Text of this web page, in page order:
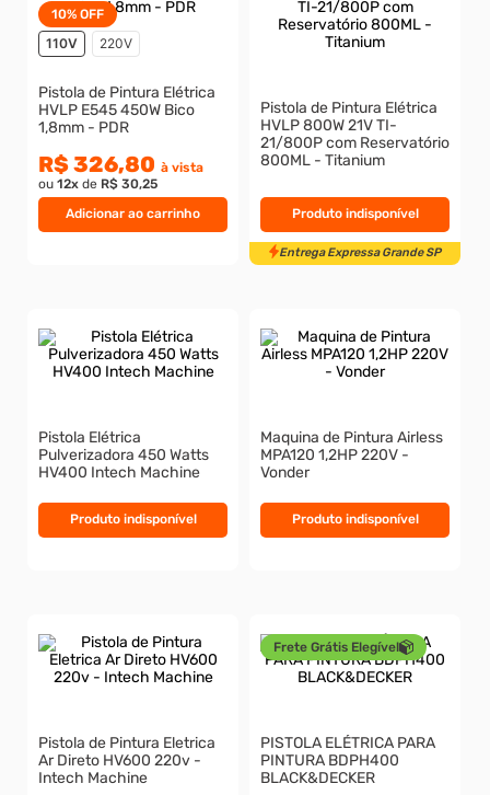
10% OFF
Adicionar ao carrinho
110V 220V
Pistola de Pintura Elétrica
HVLP E545 450W Bico
1,8mm - PDR
R$ 326,80 à vista
ou 12x de R$ 30,25
Produto indisponível
Pistola de Pintura Elétrica
HVLP 800W 21V TI-
21/800P com Reservatório
800ML - Titanium
Entrega Expressa Grande SP
Produto indisponível
Pistola Elétrica
Pulverizadora 450 Watts
HV400 Intech Machine
Produto indisponível
Maquina de Pintura Airless
MPA120 1,2HP 220V -
Vonder
Pistola de Pintura Eletrica
Ar Direto HV600 220v -
Intech Machine
Frete Grátis Elegível
PISTOLA ELÉTRICA PARA
PINTURA BDPH400
BLACK&DECKER
8º
rebite rosca
10º parafuso 5